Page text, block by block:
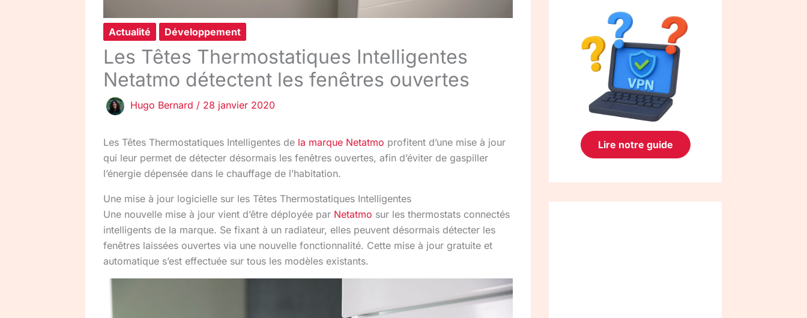
Actualité Développement
Les Têtes Thermostatiques Intelligentes
Netatmo détectent les fenêtres ouvertes
Hugo Bernard / 28 janvier 2020
Les Têtes Thermostatiques Intelligentes de la marque Netatmo profitent d’une mise à jour
qui leur permet de détecter désormais les fenêtres ouvertes, afin d’éviter de gaspiller
l’énergie dépensée dans le chauffage de l’habitation.
Une mise à jour logicielle sur les Têtes Thermostatiques Intelligentes
Une nouvelle mise à jour vient d’être déployée par Netatmo sur les thermostats connectés
intelligents de la marque. Se fixant à un radiateur, elles peuvent désormais détecter les
fenêtres laissées ouvertes via une nouvelle fonctionnalité. Cette mise à jour gratuite et
automatique s’est effectuée sur tous les modèles existants.
Lire notre guide